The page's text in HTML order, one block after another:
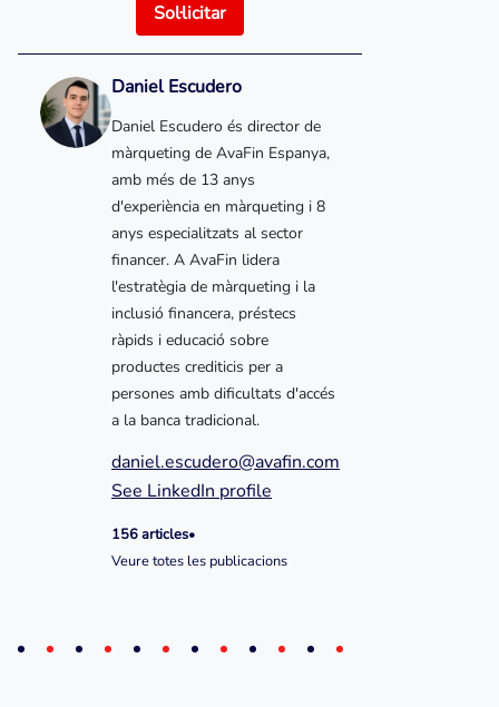
Sol·licitar
Daniel Escudero
Daniel Escudero és director de
màrqueting de AvaFin Espanya,
amb més de 13 anys
d'experiència en màrqueting i 8
anys especialitzats al sector
financer. A AvaFin lidera
l'estratègia de màrqueting i la
inclusió financera, préstecs
ràpids i educació sobre
productes crediticis per a
persones amb dificultats d'accés
a la banca tradicional.
daniel.escudero@avafin.com
See LinkedIn profile
156 articles•
Veure totes les publicacions